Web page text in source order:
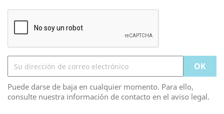
Puede darse de baja en cualquier momento. Para ello,
consulte nuestra información de contacto en el aviso legal.